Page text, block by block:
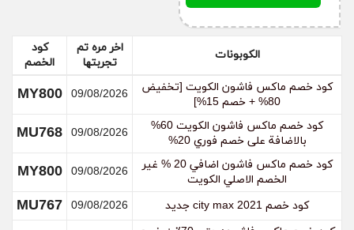
الكوبونات
اخر مره تم
تجربتها
كود
الخصم
كود خصم ماكس فاشون الكويت [تخفيض
80% + خصم 15%]
09/08/2026
MY800
كود خصم ماكس فاشون الكويت 60%
بالاضافة على خصم فوري 20%
09/08/2026
MU768
كود خصم ماكس فاشون اضافي 20 % غير
الخصم الاصلي الكويت
09/08/2026
MY800
كود خصم city max 2021 جديد 09/08/2026
MU767